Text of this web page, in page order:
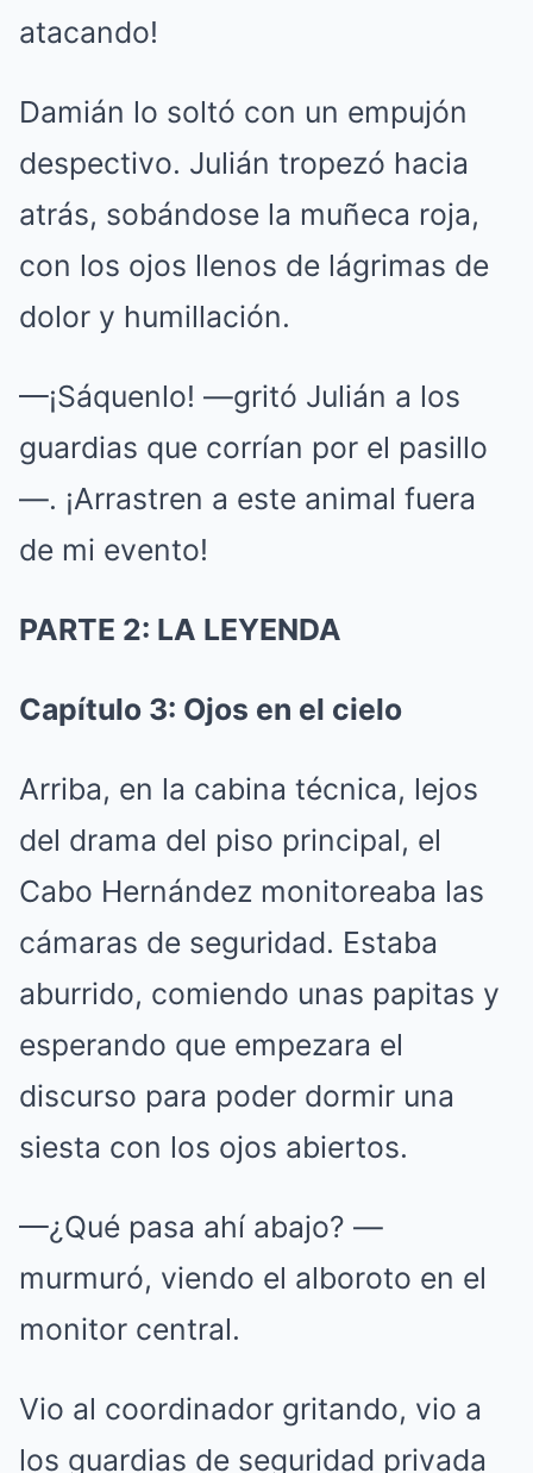
atacando!
Damián lo soltó con un empujón
despectivo. Julián tropezó hacia
atrás, sobándose la muñeca roja,
con los ojos llenos de lágrimas de
dolor y humillación.
—¡Sáquenlo! —gritó Julián a los
guardias que corrían por el pasillo
—. ¡Arrastren a este animal fuera
de mi evento!
PARTE 2: LA LEYENDA
Capítulo 3: Ojos en el cielo
Arriba, en la cabina técnica, lejos
del drama del piso principal, el
Cabo Hernández monitoreaba las
cámaras de seguridad. Estaba
aburrido, comiendo unas papitas y
esperando que empezara el
discurso para poder dormir una
siesta con los ojos abiertos.
—¿Qué pasa ahí abajo? —
murmuró, viendo el alboroto en el
monitor central.
Vio al coordinador gritando, vio a
los guardias de seguridad privada